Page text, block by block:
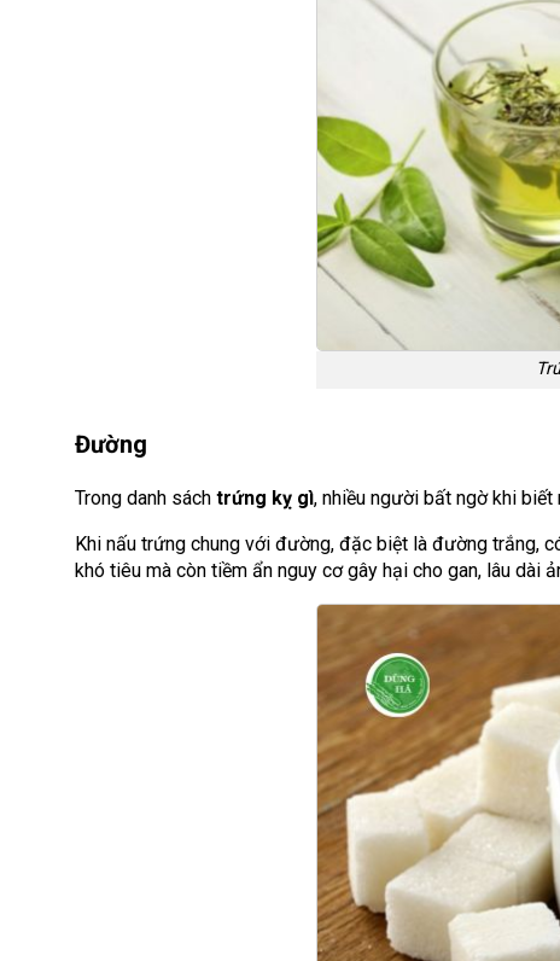
Đường
Trong danh sách trứng kỵ gì, nhiều người bất ngờ khi biết
Khi nấu trứng chung với đường, đặc biệt là đường trắng,
khó tiêu mà còn tiềm ẩn nguy cơ gây hại cho gan, lâu dài